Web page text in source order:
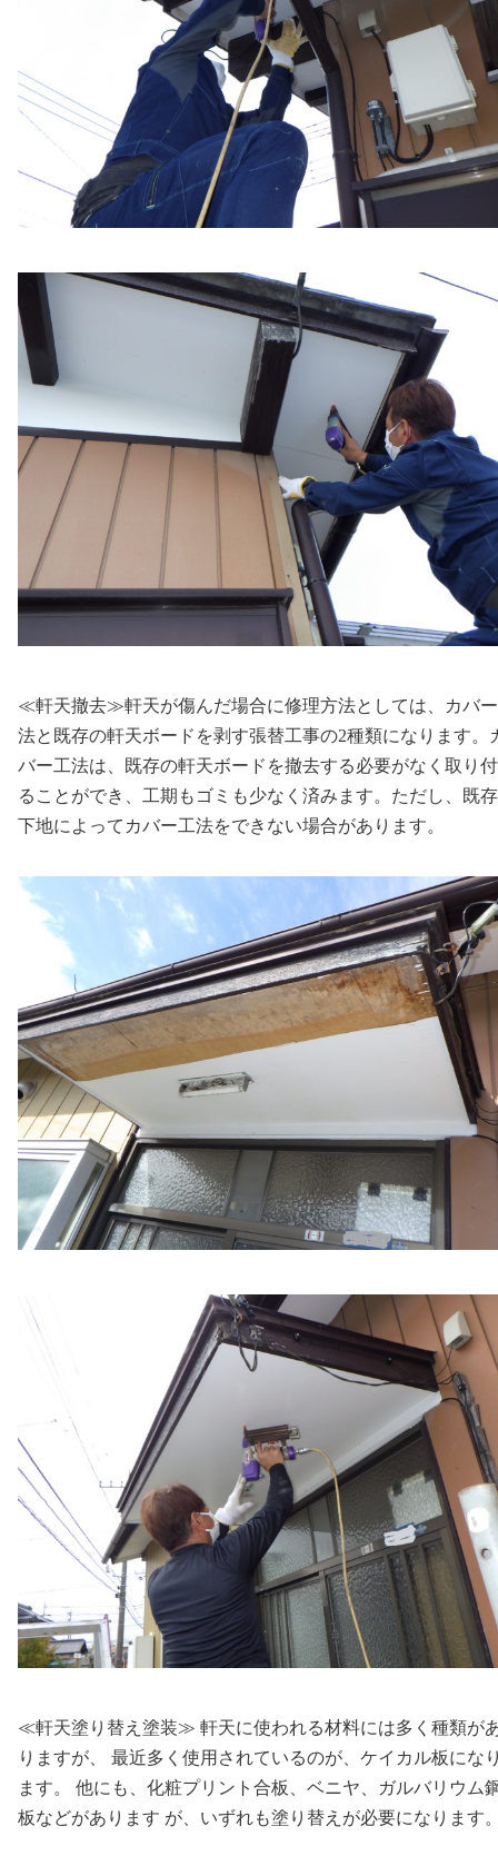
≪軒天撤去≫軒天が傷んだ場合に修理方法としては、カバ
法と既存の軒天ボードを剥す張替工事の2種類になります。
バー工法は、既存の軒天ボードを撤去する必要がなく取り
ることができ、工期もゴミも少なく済みます。ただし、既
下地によってカバー工法をできない場合があります。
≪軒天塗り替え塗装≫ 軒天に使われる材料には多く種類が
りますが、 最近多く使用されているのが、ケイカル板にな
ます。 他にも、化粧プリント合板、ベニヤ、ガルバリウム
板などがあります が、いずれも塗り替えが必要になります